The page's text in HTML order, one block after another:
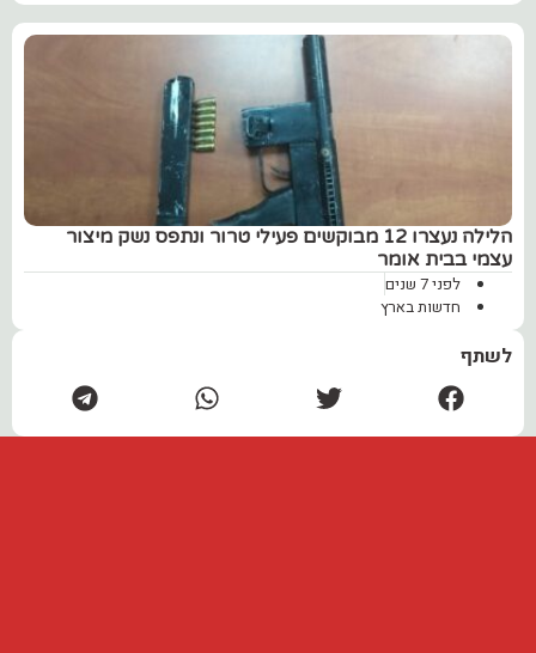
הלילה נעצרו 12 מבוקשים פעילי טרור ונתפס נשק מיצור
עצמי בבית אומר
לפני 7 שנים
חדשות בארץ
לשתף